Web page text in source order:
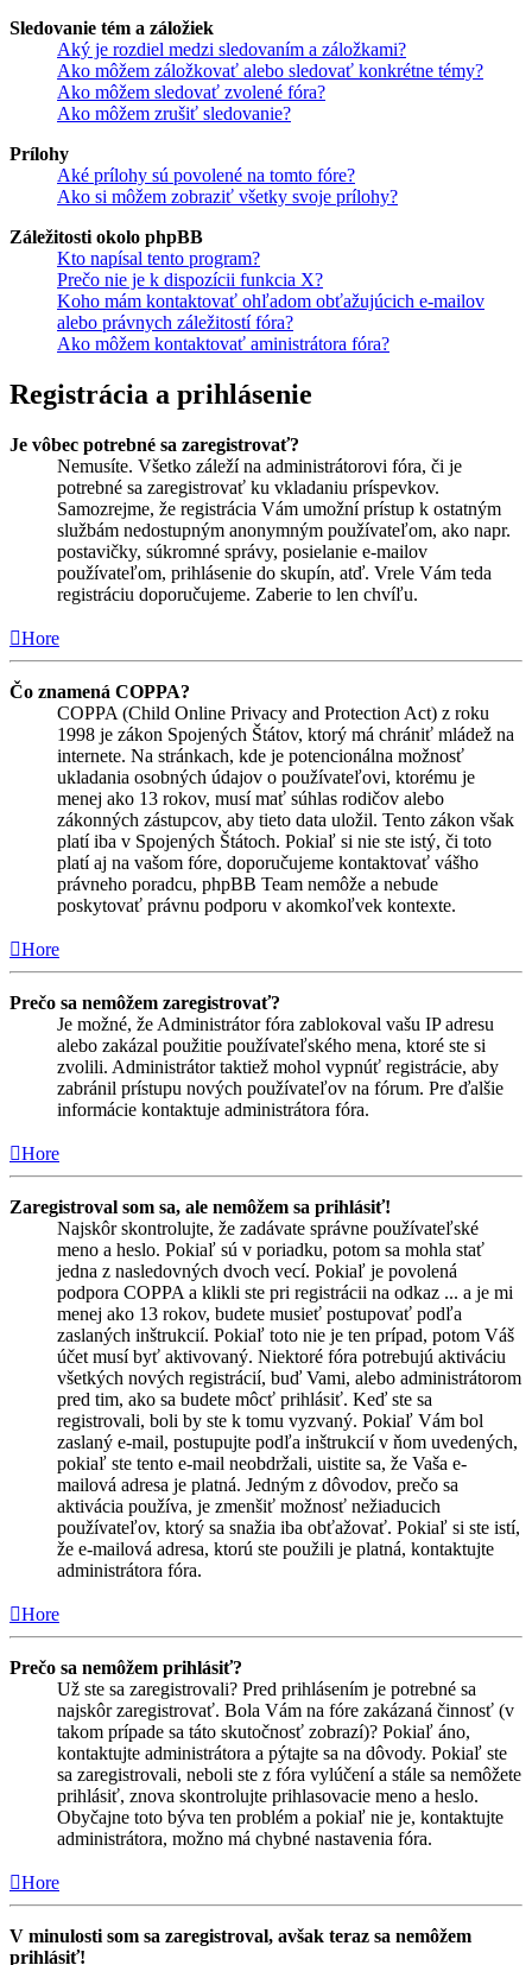
Sledovanie tém a záložiek
Aký je rozdiel medzi sledovaním a záložkami?
Ako môžem záložkovať alebo sledovať konkrétne témy?
Ako môžem sledovať zvolené fóra?
Ako môžem zrušiť sledovanie?
Prílohy
Aké prílohy sú povolené na tomto fóre?
Ako si môžem zobraziť všetky svoje prílohy?
Záležitosti okolo phpBB
Kto napísal tento program?
Prečo nie je k dispozícii funkcia X?
Koho mám kontaktovať ohľadom obťažujúcich e-mailov
alebo právnych záležitostí fóra?
Ako môžem kontaktovať aministrátora fóra?
Registrácia a prihlásenie
Je vôbec potrebné sa zaregistrovať?
Nemusíte. Všetko záleží na administrátorovi fóra, či je
potrebné sa zaregistrovať ku vkladaniu príspevkov.
Samozrejme, že registrácia Vám umožní prístup k ostatným
službám nedostupným anonymným používateľom, ako napr.
postavičky, súkromné správy, posielanie e-mailov
používateľom, prihlásenie do skupín, atď. Vrele Vám teda
registráciu doporučujeme. Zaberie to len chvíľu.
Hore
Čo znamená COPPA?
COPPA (Child Online Privacy and Protection Act) z roku
1998 je zákon Spojených Štátov, ktorý má chrániť mládež na
internete. Na stránkach, kde je potencionálna možnosť
ukladania osobných údajov o používateľovi, ktorému je
menej ako 13 rokov, musí mať súhlas rodičov alebo
zákonných zástupcov, aby tieto data uložil. Tento zákon však
platí iba v Spojených Štátoch. Pokiaľ si nie ste istý, či toto
platí aj na vašom fóre, doporučujeme kontaktovať vášho
právneho poradcu, phpBB Team nemôže a nebude
poskytovať právnu podporu v akomkoľvek kontexte.
Hore
Prečo sa nemôžem zaregistrovať?
Je možné, že Administrátor fóra zablokoval vašu IP adresu
alebo zakázal použitie používateľského mena, ktoré ste si
zvolili. Administrátor taktiež mohol vypnúť registrácie, aby
zabránil prístupu nových používateľov na fórum. Pre ďalšie
informácie kontaktuje administrátora fóra.
Hore
Zaregistroval som sa, ale nemôžem sa prihlásiť!
Najskôr skontrolujte, že zadávate správne používateľské
meno a heslo. Pokiaľ sú v poriadku, potom sa mohla stať
jedna z nasledovných dvoch vecí. Pokiaľ je povolená
podpora COPPA a klikli ste pri registrácii na odkaz ... a je mi
menej ako 13 rokov, budete musieť postupovať podľa
zaslaných inštrukcií. Pokiaľ toto nie je ten prípad, potom Váš
účet musí byť aktivovaný. Niektoré fóra potrebujú aktiváciu
všetkých nových registrácií, buď Vami, alebo administrátorom
pred tim, ako sa budete môcť prihlásiť. Keď ste sa
registrovali, boli by ste k tomu vyzvaný. Pokiaľ Vám bol
zaslaný e-mail, postupujte podľa inštrukcií v ňom uvedených,
pokiaľ ste tento e-mail neobdržali, uistite sa, že Vaša e-
mailová adresa je platná. Jedným z dôvodov, prečo sa
aktivácia používa, je zmenšiť možnosť nežiaducich
používateľov, ktorý sa snažia iba obťažovať. Pokiaľ si ste istí,
že e-mailová adresa, ktorú ste použili je platná, kontaktujte
administrátora fóra.
Hore
Prečo sa nemôžem prihlásiť?
Už ste sa zaregistrovali? Pred prihlásením je potrebné sa
najskôr zaregistrovať. Bola Vám na fóre zakázaná činnosť (v
takom prípade sa táto skutočnosť zobrazí)? Pokiaľ áno,
kontaktujte administrátora a pýtajte sa na dôvody. Pokiaľ ste
sa zaregistrovali, neboli ste z fóra vylúčení a stále sa nemôžete
prihlásiť, znova skontrolujte prihlasovacie meno a heslo.
Obyčajne toto býva ten problém a pokiaľ nie je, kontaktujte
administrátora, možno má chybné nastavenia fóra.
Hore
V minulosti som sa zaregistroval, avšak teraz sa nemôžem
prihlásiť!